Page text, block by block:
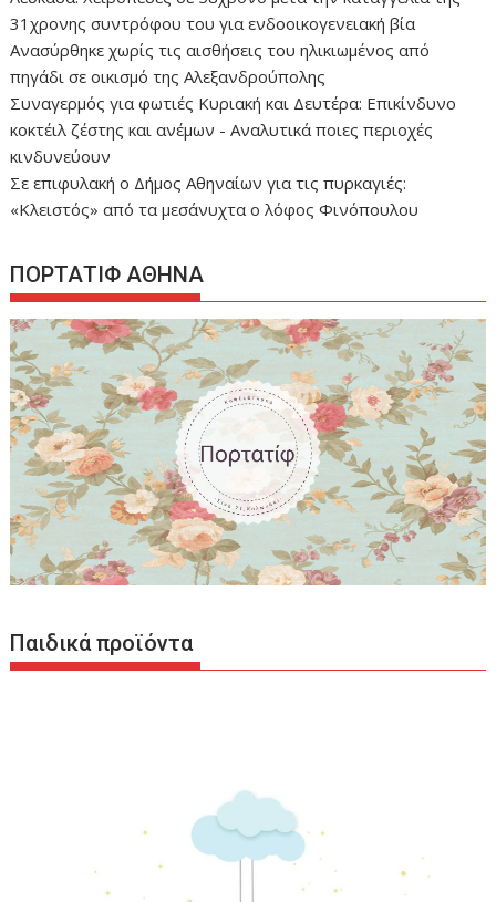
31χρονης συντρόφου του για ενδοοικογενειακή βία
Ανασύρθηκε χωρίς τις αισθήσεις του ηλικιωμένος από
πηγάδι σε οικισμό της Αλεξανδρούπολης
Συναγερμός για φωτιές Κυριακή και Δευτέρα: Επικίνδυνο
κοκτέιλ ζέστης και ανέμων - Αναλυτικά ποιες περιοχές
κινδυνεύουν
Σε επιφυλακή ο Δήμος Αθηναίων για τις πυρκαγιές:
«Κλειστός» από τα μεσάνυχτα ο λόφος Φινόπουλου
ΠΟΡΤΑΤΙΦ ΑΘΗΝΑ
Παιδικά προϊόντα